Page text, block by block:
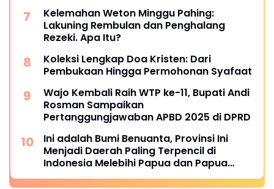
Kelemahan Weton Minggu Pahing:
Lakuning Rembulan dan Penghalang
Rezeki. Apa Itu?
Koleksi Lengkap Doa Kristen: Dari
Pembukaan Hingga Permohonan Syafaat
Wajo Kembali Raih WTP ke-11, Bupati Andi
Rosman Sampaikan
Pertanggungjawaban APBD 2025 di DPRD
Ini adalah Bumi Benuanta, Provinsi Ini
Menjadi Daerah Paling Terpencil di
Indonesia Melebihi Papua dan Papua
Barat